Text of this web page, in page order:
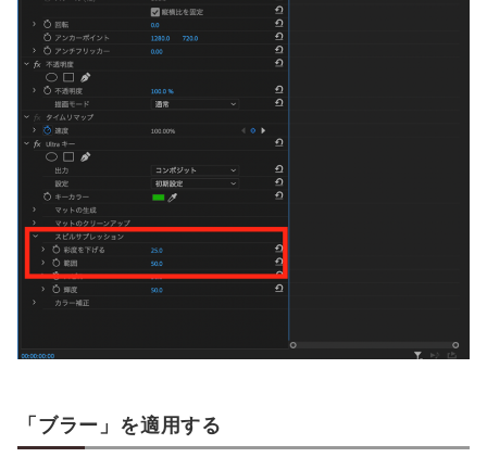
「ブラー」を適用する